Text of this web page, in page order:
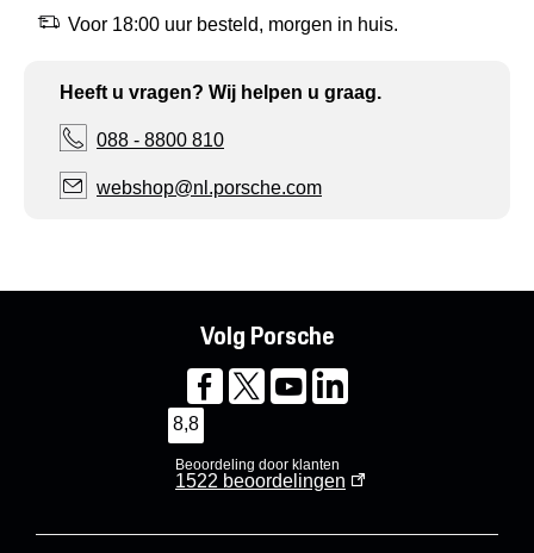
Voor 18:00 uur besteld, morgen in huis.
Heeft u vragen? Wij helpen u graag.
088 - 8800 810
webshop@nl.porsche.com
Volg Porsche
8,8
Beoordeling door klanten
1522 beoordelingen